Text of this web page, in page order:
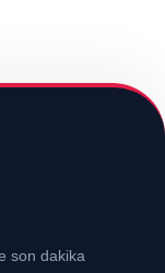
son dakika